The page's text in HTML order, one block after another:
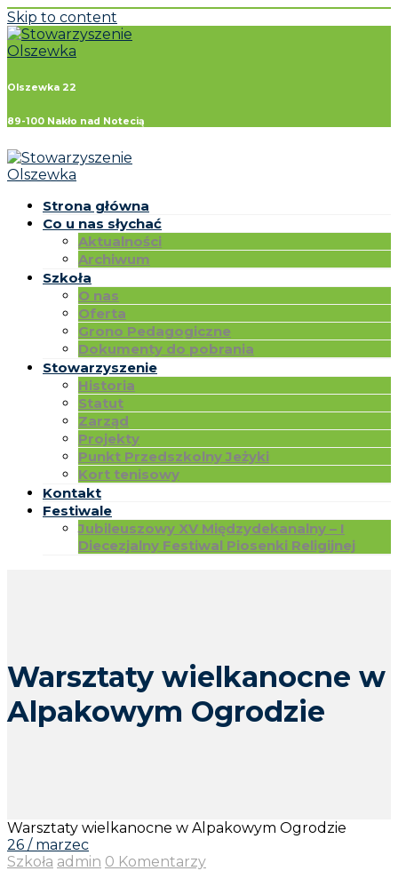
Skip to content
Olszewka 22
89-100 Nakło nad Notecią
Strona główna
Co u nas słychać
Aktualności
Archiwum
Szkoła
O nas
Oferta
Grono Pedagogiczne
Dokumenty do pobrania
Stowarzyszenie
Historia
Statut
Zarząd
Projekty
Punkt Przedszkolny Jeżyki
Kort tenisowy
Kontakt
Festiwale
Jubileuszowy XV Międzydekanalny – I
Diecezjalny Festiwal Piosenki Religijnej
Warsztaty wielkanocne w
Alpakowym Ogrodzie
Warsztaty wielkanocne w Alpakowym Ogrodzie
26 / marzec
Szkoła admin 0 Komentarzy